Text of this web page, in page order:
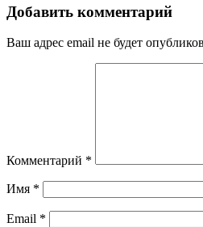
Добавить комментарий
Ваш адрес email не будет
Комментарий *
Имя *
Email *